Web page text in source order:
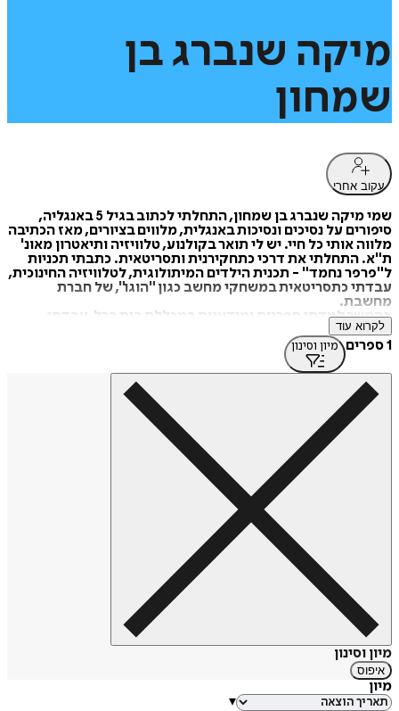
מיקה שנברג בן
שמחון
עקוב אחרי
שמי מיקה שנברג בן שמחון, התחלתי לכתוב בגיל 5 באנגליה,
סיפורים על נסיכים ונסיכות באנגלית, מלווים בציורים, מאז הכתיבה
מלווה אותי כל חיי. יש לי תואר בקולנוע, טלוויזיה ותיאטרון מאונ'
ת"א. התחלתי את דרכי כתחקירנית ותסריטאית. כתבתי תכניות
ל"פרפר נחמד" - תכנית הילדים המיתולוגית, לטלוויזיה החינוכית,
עבדתי כתסריטאית במשחקי מחשב כגון "הוגו", של חברת
מחשבת.
בהמשך למדתי ספרנות ומידענות במכללת בית ברל, עבדתי
בספריות שונות, אקדמאיות ועירוניות, ו"חתמתי קבע" בתיכון
תיכון שהוא ביתי השני.
הכתיבה היא תרפיה, ידעתי זאת תמיד, הרבה לפני שהכרתי את
המושג- ביבליותרפיה. כתבתי יומנים כילדה ונערה, שירים
וסיפורים. כתבתי על נושאים שהעסיקו אותי בגילאים שונים. ב-
2013 הוצאתי את ספרי הראשון- ספר הילדים "שפונרא", שאויר ע"י
אימי דרורה שנברג.
לקרוא עוד
1 ספרים מיון וסינון
מיון וסינון
איפוס
מיון
▾